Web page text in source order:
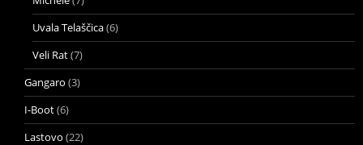
Uvala Telaščica(6)
Veli Rat(7)
Gangaro (3)
I-Boot(6)
Lastovo (22)